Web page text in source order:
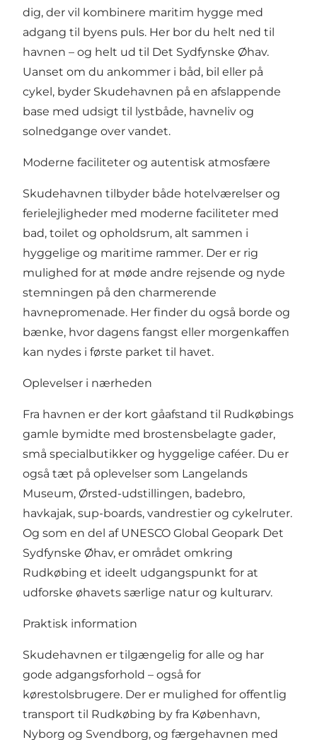
dig, der vil kombinere maritim hygge med
adgang til byens puls. Her bor du helt ned til
havnen – og helt ud til Det Sydfynske Øhav.
Uanset om du ankommer i båd, bil eller på
cykel, byder Skudehavnen på en afslappende
base med udsigt til lystbåde, havneliv og
solnedgange over vandet.
Moderne faciliteter og autentisk atmosfære
Skudehavnen tilbyder både hotelværelser og
ferielejligheder med moderne faciliteter med
bad, toilet og opholdsrum, alt sammen i
hyggelige og maritime rammer. Der er rig
mulighed for at møde andre rejsende og nyde
stemningen på den charmerende
havnepromenade. Her finder du også borde og
bænke, hvor dagens fangst eller morgenkaffen
kan nydes i første parket til havet.
Oplevelser i nærheden
Fra havnen er der kort gåafstand til Rudkøbings
gamle bymidte med brostensbelagte gader,
små specialbutikker og hyggelige caféer. Du er
også tæt på oplevelser som Langelands
Museum, Ørsted-udstillingen, badebro,
havkajak, sup-boards, vandrestier og cykelruter.
Og som en del af UNESCO Global Geopark Det
Sydfynske Øhav, er området omkring
Rudkøbing et ideelt udgangspunkt for at
udforske øhavets særlige natur og kulturarv.
Praktisk information
Skudehavnen er tilgængelig for alle og har
gode adgangsforhold – også for
kørestolsbrugere. Der er mulighed for offentlig
transport til Rudkøbing by fra København,
Nyborg og Svendborg, og færgehavnen med